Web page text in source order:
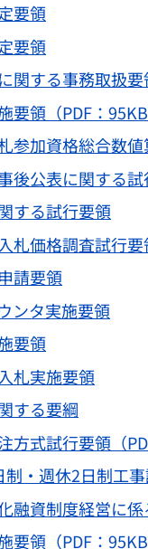
要領
要領
関する事務取扱要
要領（PDF：95KB
参加資格総合数
後公表に関する
する試行要領
札価格調査試行要
請要領
ンタ実施要領
要領
札実施要領
する要綱
方式試行要領（
・週休2日制工
融資制度経営に
要領（PDF：95KB